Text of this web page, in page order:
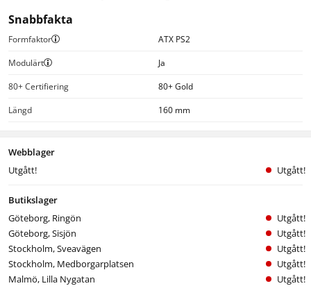
Snabbfakta
Formfaktor
ATX PS2
Modulärt
Ja
80+ Certifiering
80+ Gold
Längd
160 mm
Webblager
Utgått!
Utgått!
Butikslager
Göteborg, Ringön
Utgått!
Göteborg, Sisjön
Utgått!
Stockholm, Sveavägen
Utgått!
Stockholm, Medborgarplatsen
Utgått!
Malmö, Lilla Nygatan
Utgått!